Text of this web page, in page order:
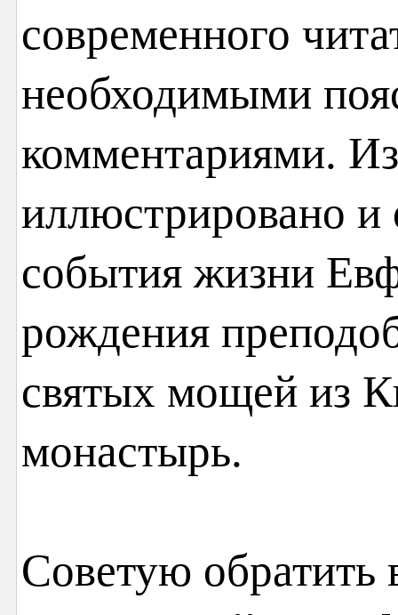
современного
необходимыми
комментариями.
иллюстрировано и
события жизни
рождения
святых мощей из
монастырь.
Советую обратить